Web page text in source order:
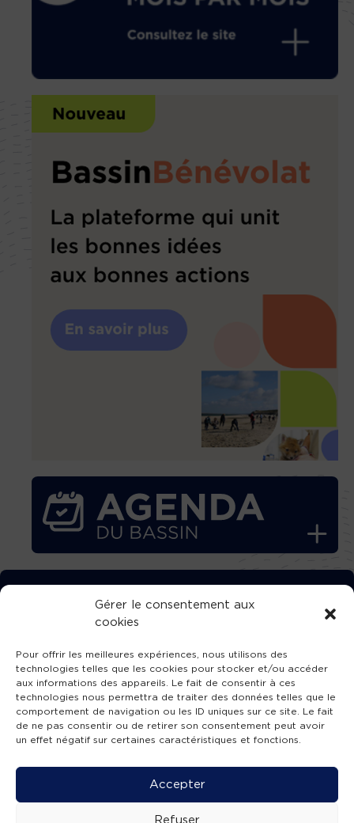
Gérer le consentement aux
cookies
Pour offrir les meilleures expériences, nous utilisons des
technologies telles que les cookies pour stocker et/ou accéder
aux informations des appareils. Le fait de consentir à ces
technologies nous permettra de traiter des données telles que le
comportement de navigation ou les ID uniques sur ce site. Le fait
de ne pas consentir ou de retirer son consentement peut avoir
un effet négatif sur certaines caractéristiques et fonctions.
Accepter
Refuser
TÉLÉCHARGEZ GRATUITEMENT
L’APPLICATION TVBA !
SUIVEZ-NOUS !
Mentions légales-Accessibilité